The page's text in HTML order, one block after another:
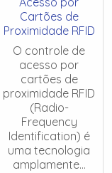
Cartões de
Proximidade RFID
O controle de
acesso por
cartões de
proximidade RFID
(Radio-
Frequency
Identification) é
uma tecnologia
amplamente...